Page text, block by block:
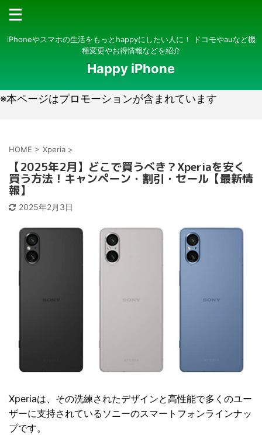
iPhoneやスマホの生活をもっとhappyにしたい人に！ ドコモやauなど機
種変更やお得情報などを紹介
Happy iPhone
※本ページはプロモーションが含まれています
HOME > Xperia >
【2025年2月】どこで買うべき？Xperiaを安く
買う方法！キャンペーン・割引・セール【最新情
報】
2025年2月3日
Xperiaは、その洗練されたデザインと高性能で多くのユー
ザーに支持されているソニーのスマートフォンラインナッ
プです。